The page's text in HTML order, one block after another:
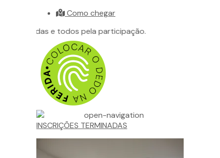
Como chegar
a todas e todos pela participação.
INSCRIÇÕES TERMINADAS